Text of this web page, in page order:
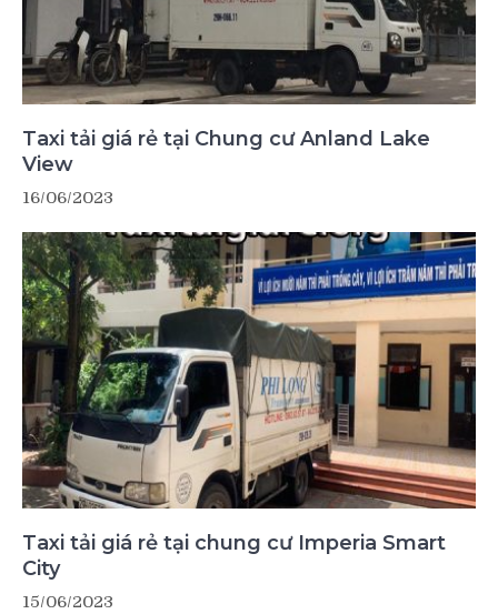
Taxi tải giá rẻ tại Chung cư Anland Lake
View
16/06/2023
Taxi tải giá rẻ tại chung cư Imperia Smart
City
15/06/2023